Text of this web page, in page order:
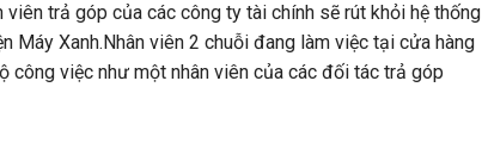
viên trả góp của các công ty tài chính sẽ rút khỏi hệ thống
Máy Xanh.Nhân viên 2 chuỗi đang làm việc tại cửa hàng
công việc như một nhân viên của các đối tác trả góp